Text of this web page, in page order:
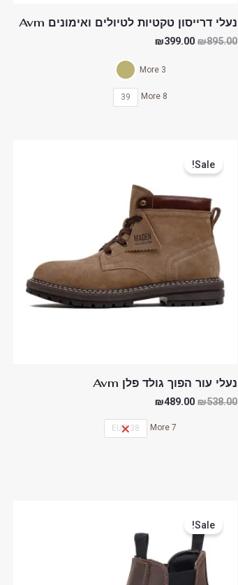
נעלי דרייסון טקטיות לטיולים ואימונים Avm
₪895.00
₪399.00
3 More
39 8 More
Sale!
נעלי עור הפוך גולד פלן Avm
₪538.00
המקורי
היה:
₪489.00
₪489.00.
38 EUR 7 More
Sale!
המקורי
היה:
₪599.00.
הוא:
₪450.00.